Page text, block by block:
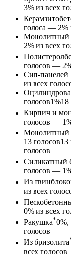
3% из всех
голоса — 2%
Монолитный
2% из всех
голосов —
Сип-панелей
из всех
голосов1%18
Кирпич и
голосов —
Монолитный
13 голосов13
голосов
Силикатный
голосов —
Из
из всех
0% из всех
Ракушка*0%,
голосов
Из бризолита
всех голосов